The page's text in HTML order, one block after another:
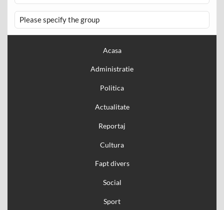
Please specify the group
Acasa
Administratie
Politica
Actualitate
Reportaj
Cultura
Fapt divers
Social
Sport